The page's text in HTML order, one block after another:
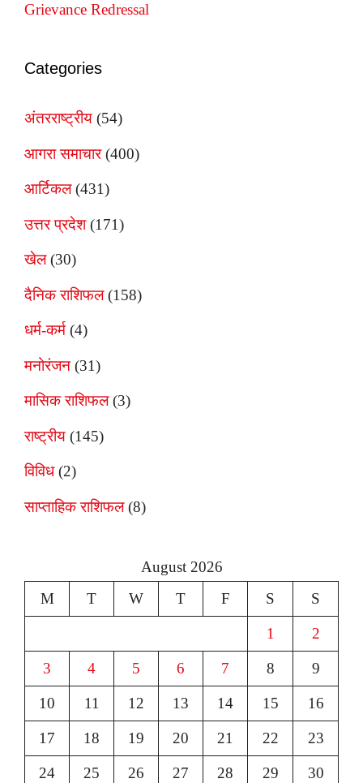
Grievance Redressal
Categories
अंतरराष्ट्रीय (54)
आगरा समाचार(400)
आर्टिकल(431)
उत्तर प्रदेश(171)
खेल(30)
दैनिक राशिफल(158)
धर्म-कर्म (4)
मनोरंजन (31)
मासिक राशिफल(3)
राष्ट्रीय (145)
विविध(2)
साप्ताहिक राशिफल(8)
August 2026
M
T W T F S S
1 2
3 4 5 6 7 8 9
10 11 12 13 14 15 16
17 18 19 20 21 22 23
24 25 26 27 28 29 30